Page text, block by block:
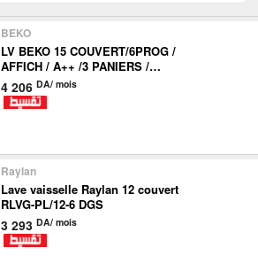
BEKO
LV BEKO 15 COUVERT/6PROG /
AFFICH / A++ /3 PANIERS /
PROSMA BDFN26420SQ
4 206 DA/ mois
Raylan
Lave vaisselle Raylan 12 couvert
RLVG-PL/12-6 DGS
3 293 DA/ mois